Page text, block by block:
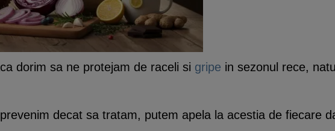
dorim sa ne protejam de raceli si gripe in sezonul rece,
decat sa tratam, putem apela la acestia de fiecare